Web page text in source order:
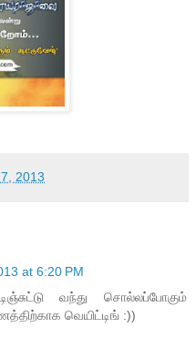
2013
at 6:20 PM
வந்து சொல்லப்போகும்
வெயிட்டிங் :))